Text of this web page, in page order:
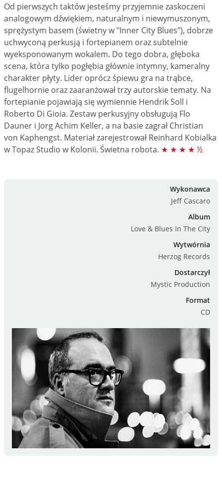
Od pierwszych taktów jesteśmy przyjemnie zaskoczeni
analogowym dźwiękiem, naturalnym i niewymuszonym,
sprężystym basem (świetny w "Inner City Blues"), dobrze
uchwyconą perkusją i fortepianem oraz subtelnie
wyeksponowanym wokalem. Do tego dobra, głęboka
scena, która tylko pogłębia głównie intymny, kameralny
charakter płyty. Lider oprócz śpiewu gra na trąbce,
flugelhornie oraz zaaranżował trzy autorskie tematy. Na
fortepianie pojawiają się wymiennie Hendrik Soll i
Roberto Di Gioia. Zestaw perkusyjny obsługują Flo
Dauner i Jorg Achim Keller, a na basie zagrał Christian
von Kaphengst. Materiał zarejestrował Reinhard Kobialka
w Topaz Studio w Kolonii. Świetna robota. ★ ★ ★ ★ ½
Wykonawca
Jeff Cascaro
Album
Love & Blues In The City
Wytwórnia
Herzog Records
Dostarczył
Mystic Production
Format
CD